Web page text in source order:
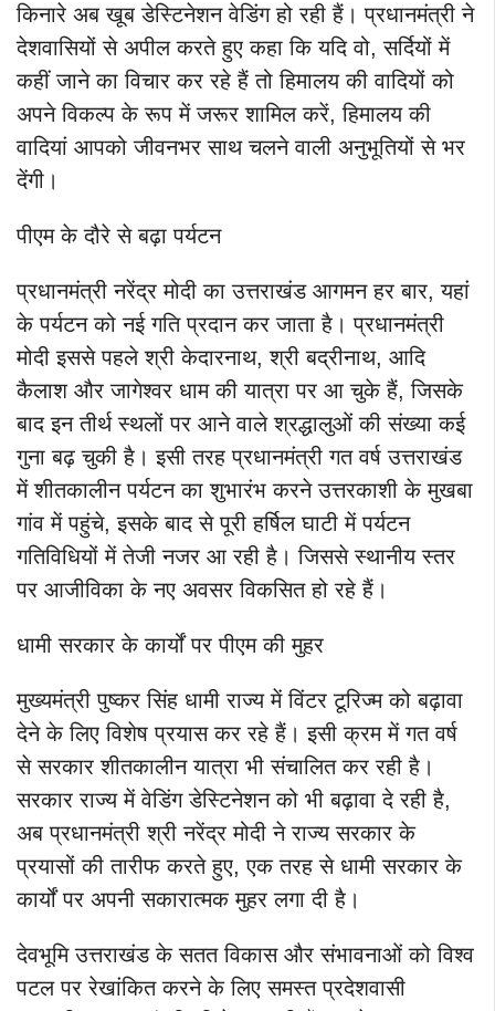
किनारे अब खूब डेस्टिनेशन वेडिंग हो रही हैं। प्रधानमंत्री ने
देशवासियों से अपील करते हुए कहा कि यदि वो, सर्दियों में
कहीं जाने का विचार कर रहे हैं तो हिमालय की वादियों को
अपने विकल्प के रूप में जरूर शामिल करें, हिमालय की
वादियां आपको जीवनभर साथ चलने वाली अनुभूतियों से भर
देंगी।
पीएम के दौरे से बढ़ा पर्यटन
प्रधानमंत्री नरेंद्र मोदी का उत्तराखंड आगमन हर बार, यहां
के पर्यटन को नई गति प्रदान कर जाता है। प्रधानमंत्री
मोदी इससे पहले श्री केदारनाथ, श्री बद्रीनाथ, आदि
कैलाश और जागेश्वर धाम की यात्रा पर आ चुके हैं, जिसके
बाद इन तीर्थ स्थलों पर आने वाले श्रद्धालुओं की संख्या कई
गुना बढ़ चुकी है। इसी तरह प्रधानमंत्री गत वर्ष उत्तराखंड
में शीतकालीन पर्यटन का शुभारंभ करने उत्तरकाशी के मुखबा
गांव में पहुंचे, इसके बाद से पूरी हर्षिल घाटी में पर्यटन
गतिविधियों में तेजी नजर आ रही है। जिससे स्थानीय स्तर
पर आजीविका के नए अवसर विकसित हो रहे हैं।
धामी सरकार के कार्यों पर पीएम की मुहर
मुख्यमंत्री पुष्कर सिंह धामी राज्य में विंटर टूरिज्म को बढ़ावा
देने के लिए विशेष प्रयास कर रहे हैं। इसी क्रम में गत वर्ष
से सरकार शीतकालीन यात्रा भी संचालित कर रही है।
सरकार राज्य में वेडिंग डेस्टिनेशन को भी बढ़ावा दे रही है,
अब प्रधानमंत्री श्री नरेंद्र मोदी ने राज्य सरकार के
प्रयासों की तारीफ करते हुए, एक तरह से धामी सरकार के
कार्यों पर अपनी सकारात्मक मुहर लगा दी है।
देवभूमि उत्तराखंड के सतत विकास और संभावनाओं को विश्व
पटल पर रेखांकित करने के लिए समस्त प्रदेशवासी